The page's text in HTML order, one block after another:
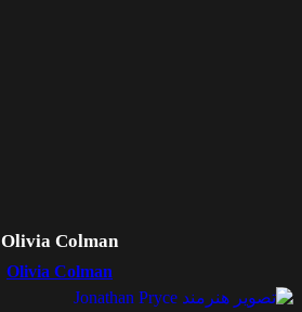
Olivia Colman
Olivia Colman